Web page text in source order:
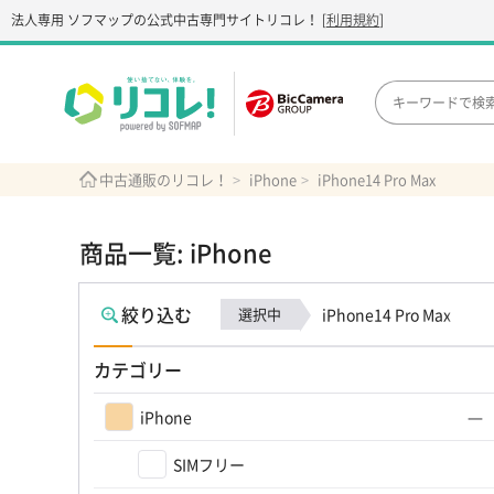
法人専用 ソフマップの公式中古専門サイト リコレ！ [利用規約]
中古通販のリコレ！ iPhone iPhone14 Pro Max
商品一覧: iPhone
絞り込む 選択中 iPhone14 Pro Max
カテゴリー
iPhone
SIMフリー